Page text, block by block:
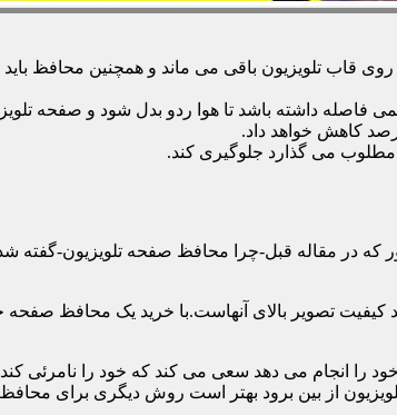
تلویزیون باقی می ماند و همچنین محافظ باید
فاصله داشته باشد تا هوا ردو بدل شود و صفحه
که در مقاله قبل-چرا محافظ صفحه تلویزیون-
تصویر بالای آنهاست.با خرید یک محافظ صفحه
انجام می دهد سعی می کند که خود را نامرئی کند
از بین برود بهتر است روش دیگری برای